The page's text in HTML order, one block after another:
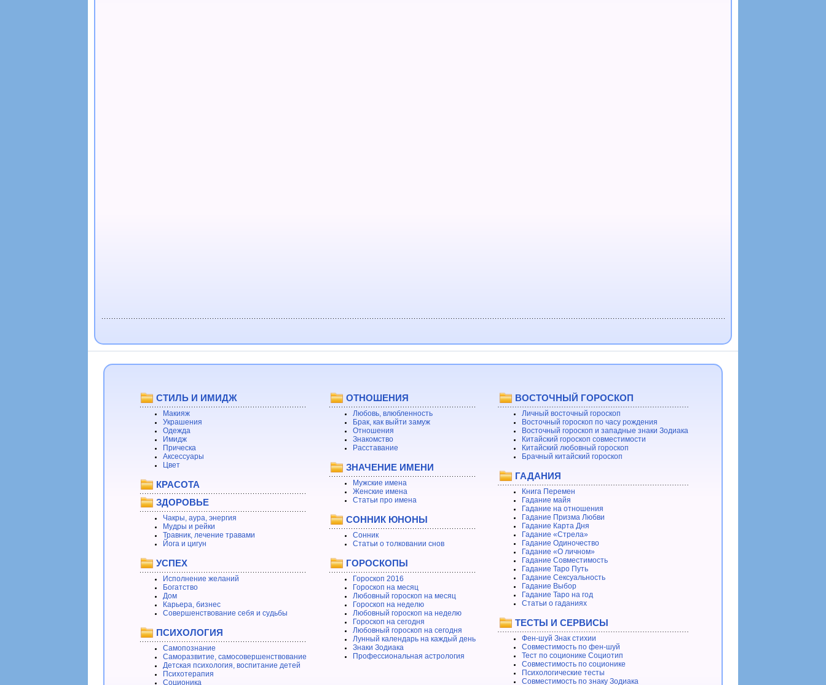
СТИЛЬ И ИМИДЖ
Макияж
Украшения
Одежда
Имидж
Прическа
Аксессуары
Цвет
КРАСОТА
ЗДОРОВЬЕ
Чакры, аура, энергия
Мудры и рейки
Травник, лечение травами
Йога и цигун
УСПЕХ
Исполнение желаний
Богатство
Дом
Карьера, бизнес
Совершенствование себя и судьбы
ПСИХОЛОГИЯ
Самопознание
Саморазвитие, самосовершенствование
Детская психология, воспитание детей
Психотерапия
Соционика
ОТНОШЕНИЯ
Любовь, влюбленность
Брак, как выйти замуж
Отношения
Знакомство
Расставание
ЗНАЧЕНИЕ ИМЕНИ
Мужские имена
Женские имена
Статьи про имена
СОННИК ЮНОНЫ
Сонник
Статьи о толковании снов
ГОРОСКОПЫ
Гороскоп 2016
Гороскоп на месяц
Любовный гороскоп на месяц
Гороскоп на неделю
Любовный гороскоп на неделю
Гороскоп на сегодня
Любовный гороскоп на сегодня
Лунный календарь на каждый день
Знаки Зодиака
Профессиональная астрология
ВОСТОЧНЫЙ ГОРОСКОП
Личный восточный гороскоп
Восточный гороскоп по часу рождения
Восточный гороскоп и западные знаки Зодиака
Китайский гороскоп совместимости
Китайский любовный гороскоп
Брачный китайский гороскоп
ГАДАНИЯ
Книга Перемен
Гадание майя
Гадание на отношения
Гадание Призма Любви
Гадание Карта Дня
Гадание «Стрела»
Гадание Одиночество
Гадание «О личном»
Гадание Совместимость
Гадание Таро Путь
Гадание Сексуальность
Гадание Выбор
Гадание Таро на год
Статьи о гаданиях
ТЕСТЫ И СЕРВИСЫ
Фен-шуй Знак стихии
Совместимость по фен-шуй
Тест по соционике Социотип
Совместимость по соционике
Психологические тесты
Совместимость по знаку Зодиака